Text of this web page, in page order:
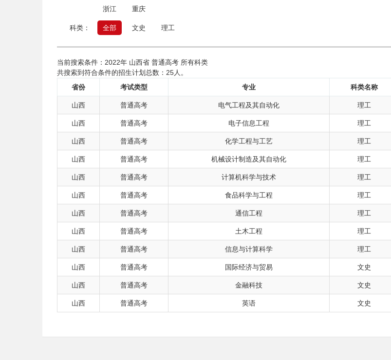
浙江 重庆
科类： 全部 文史 理工
当前搜索条件：2022年 山西省 普通高考 所有科类
共搜索到符合条件的招生计划总数：25人。
省份
考试类型 专业 科类名称
山西 普通高考 电气工程及其自动化 理工
山西 普通高考 电子信息工程 理工
山西 普通高考 化学工程与工艺 理工
山西 普通高考 机械设计制造及其自动化 理工
山西 普通高考 计算机科学与技术 理工
山西 普通高考 食品科学与工程 理工
山西 普通高考 通信工程 理工
山西 普通高考 土木工程 理工
山西 普通高考 信息与计算科学 理工
山西 普通高考 国际经济与贸易 文史
山西 普通高考 金融科技 文史
山西 普通高考 英语 文史